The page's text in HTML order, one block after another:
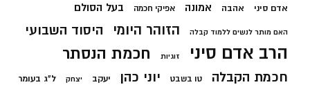
אדם סיני אהבה אמונה אפיקי חכמה בעל הסולם
האם מותר לנשים ללמוד קבלה הזוהר היומי היסוד השבועי
הרב אדם סיני זוגיות חכמת הנסתר
חכמת הקבלה טו בשבט יוני כהן יעקב יצחק ל"ג בעומר